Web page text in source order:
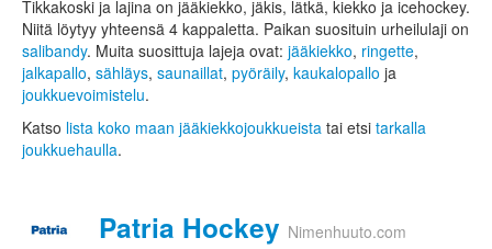
Tikkakoski ja lajina on jääkiekko, jäkis, lätkä, kiekko ja icehockey.
Niitä löytyy yhteensä 4 kappaletta. Paikan suosituin urheilulaji on
salibandy. Muita suosittuja lajeja ovat: jääkiekko, ringette,
jalkapallo, sähläys, saunaillat, pyöräily, kaukalopallo ja
joukkuevoimistelu.
Katso lista koko maan jääkiekkojoukkueista tai etsi tarkalla
joukkuehaulla.
Patria Hockey Nimenhuuto.com